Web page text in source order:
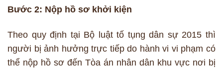
Bước 2: Nộp hồ sơ khởi kiện
Theo quy định tại Bộ luật tố tụng dân sự 2015 thì
người bị ảnh hưởng trực tiếp do hành vi vi phạm có
thể nộp hồ sơ đến Tòa án nhân dân khu vực nơi bị